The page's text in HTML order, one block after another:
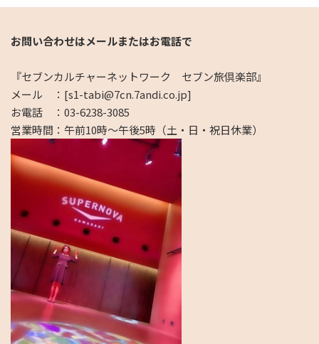
お問い合わせはメールまたはお電話で
『セブンカルチャーネットワーク セブン旅倶楽部』
メール ： [s1-tabi@7cn.7andi.co.jp]
お電話 ： 03-6238-3085
営業時間：午前10時～午後5時（土・日・祝日休業）